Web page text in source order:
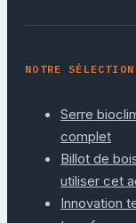
NOTRE SÉLECTION
Serre
complet
Billot de
utiliser cet
Innovation